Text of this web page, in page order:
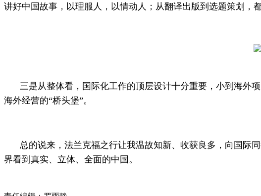
讲好中国故事，以理服人，以情动人；从翻译出版到选题策划，
三是从整体看，国际化工作的顶层设计十分重要，小到海外
海外经营的“桥头堡”。
总的说来，法兰克福之行让我温故知新、收获良多，向国际
界看到真实、立体、全面的中国。